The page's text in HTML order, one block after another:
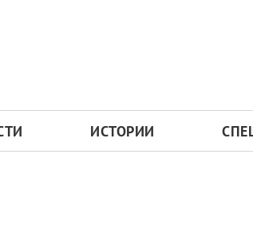
ИСТОРИИ